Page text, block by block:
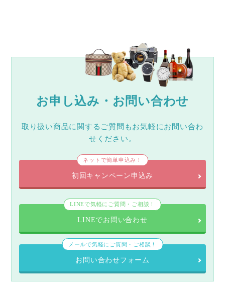
お申し込み・お問い合わせ
取り扱い商品に関するご質問もお気軽にお問い合わ
せください。
ネットで簡単申込み！
初回キャンペーン申込み
LINEで気軽にご質問・ご相談！
LINEでお問い合わせ
メールで気軽にご質問・ご相談！
お問い合わせフォーム